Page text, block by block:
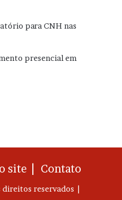
para CNH nas
presencial em
site | Contato
reservados |